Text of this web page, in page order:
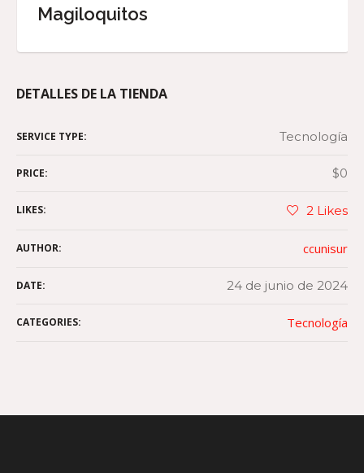
Magiloquitos
DETALLES DE LA TIENDA
SERVICE TYPE: Tecnología
PRICE: $0
LIKES: 2 Likes
AUTHOR: ccunisur
DATE: 24 de junio de 2024
CATEGORIES: Tecnología